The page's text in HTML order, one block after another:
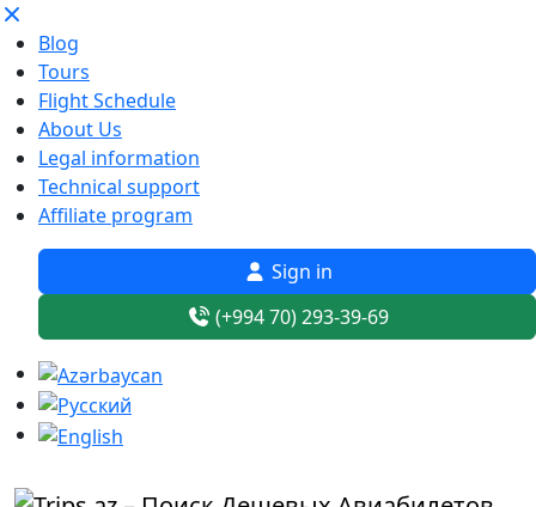
Blog
Tours
Flight Schedule
About Us
Legal information
Technical support
Affiliate program
Sign in
(+994 70) 293-39-69